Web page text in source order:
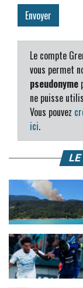
Le compte
vous permet
pseudonyme
ne puisse
Vous pouvez
ici.
LE